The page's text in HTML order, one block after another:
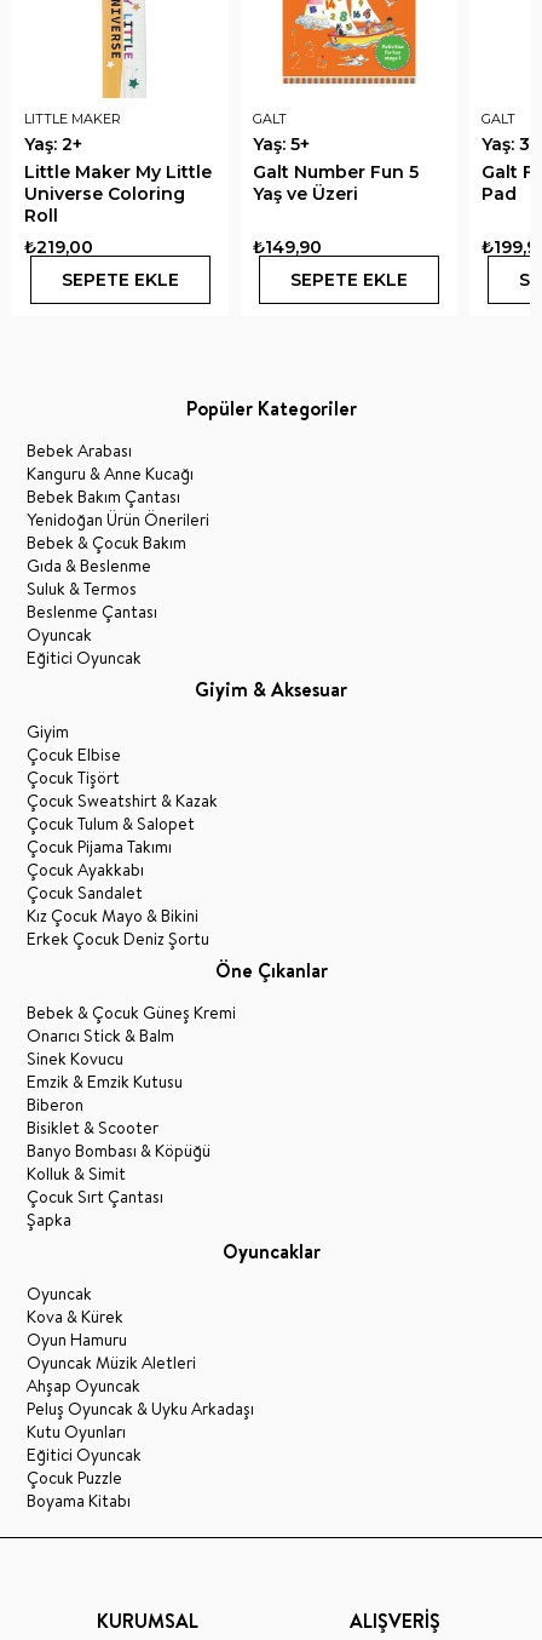
LITTLE MAKER
Yaş: 2+
Little Maker My Little
Universe Coloring
Roll
₺219,00
SEPETE EKLE
GALT
Yaş: 5+
Galt Number Fun 5
Yaş ve Üzeri
₺149,90
SEPETE EKLE
GALT
Yaş: 3+
Galt
Pad
Popüler Kategoriler
Bebek Arabası
Kanguru & Anne Kucağı
Bebek Bakım Çantası
Yenidoğan Ürün Önerileri
Bebek & Çocuk Bakım
Gıda & Beslenme
Suluk & Termos
Beslenme Çantası
Oyuncak
Eğitici Oyuncak
Giyim & Aksesuar
Giyim
Çocuk Elbise
Çocuk Tişört
Çocuk Sweatshirt & Kazak
Çocuk Tulum & Salopet
Çocuk Pijama Takımı
Çocuk Ayakkabı
Çocuk Sandalet
Kız Çocuk Mayo & Bikini
Erkek Çocuk Deniz Şortu
Öne Çıkanlar
Bebek & Çocuk Güneş Kremi
Onarıcı Stick & Balm
Sinek Kovucu
Emzik & Emzik Kutusu
Biberon
Bisiklet & Scooter
Banyo Bombası & Köpüğü
Kolluk & Simit
Çocuk Sırt Çantası
Şapka
Oyuncaklar
Oyuncak
Kova & Kürek
Oyun Hamuru
Oyuncak Müzik Aletleri
Ahşap Oyuncak
Peluş Oyuncak & Uyku Arkadaşı
Kutu Oyunları
Eğitici Oyuncak
Çocuk Puzzle
Boyama Kitabı
KURUMSAL ALIŞVERİŞ